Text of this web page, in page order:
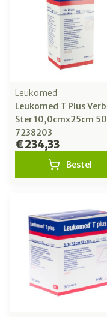
Leukomed
Leukomed T Plus Verb
Ster 10,0cmx25cm 50
7238203
€ 234,33
Bestel